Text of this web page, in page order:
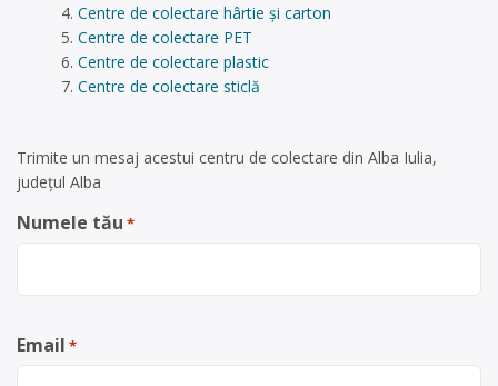
Centre de colectare hârtie și carton
Centre de colectare PET
Centre de colectare plastic
Centre de colectare sticlă
Trimite un mesaj acestui centru de colectare din Alba Iulia,
județul Alba
Numele tău *
Email *